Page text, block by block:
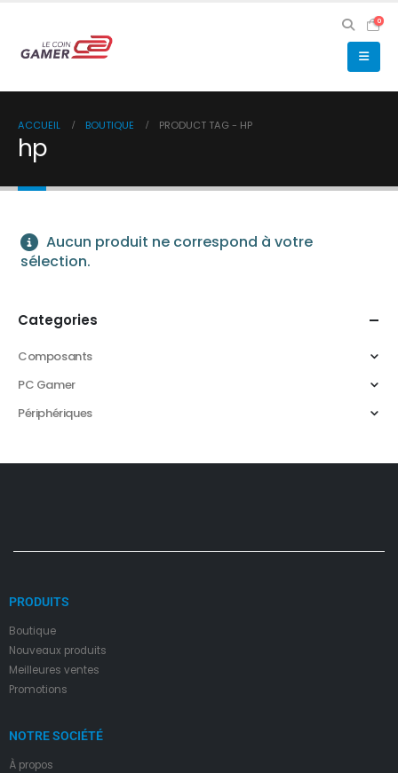
0
ACCUEIL BOUTIQUE PRODUCT TAG - HP
hp
Aucun produit ne correspond à votre
sélection.
Categories
Composants
PC Gamer
Périphériques
PRODUITS
Boutique
Nouveaux produits
Meilleures ventes
Promotions
NOTRE SOCIÉTÉ
À propos